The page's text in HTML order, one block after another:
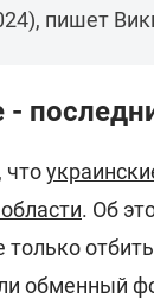
пишет
что
. Об
обменный